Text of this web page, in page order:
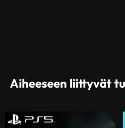
Aiheeseen liittyvät